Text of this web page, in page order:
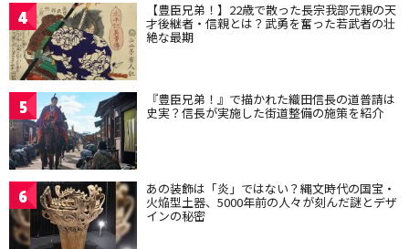
4 【豊臣兄弟！】22歳で散った長宗我部元親の天
才後継者・信親とは？武勇を奮った若武者の壮
絶な最期
5 『豊臣兄弟！』で描かれた織田信長の道普請は
史実？信長が実施した街道整備の施策を紹介
6 あの装飾は「炎」ではない？縄文時代の国宝・
火焔型土器、5000年前の人々が刻んだ謎とデザ
インの秘密